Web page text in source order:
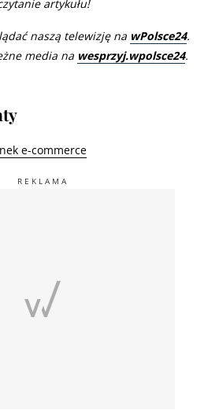
artykułu!
naszą telewizję na wPolsce24.
media na wesprzyj.wpolsce24.
e-commerce